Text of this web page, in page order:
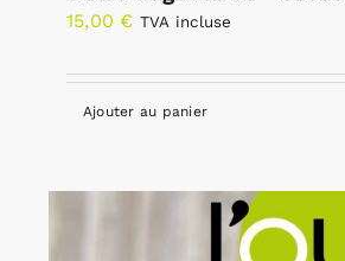
15,00 € TVA incluse
Ajouter au panier